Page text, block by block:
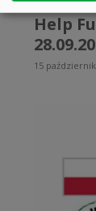
Help
15